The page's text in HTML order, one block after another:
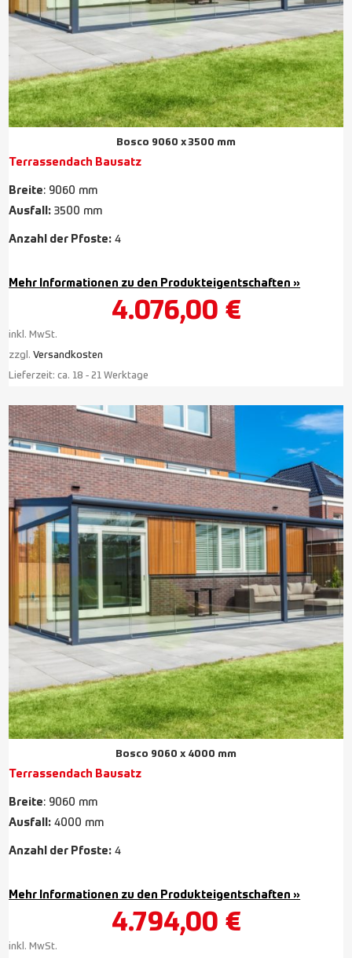
Bosco 9060 x 3500 mm
Terrassendach Bausatz
Breite: 9060 mm
Ausfall: 3500 mm
Anzahl der Pfoste: 4
Mehr Informationen zu den Produkteigentschaften »
4.076,00 €
inkl. MwSt.
zzgl.Versandkosten
Lieferzeit:ca. 18 - 21 Werktage
Bosco 9060 x 4000 mm
Terrassendach Bausatz
Breite: 9060 mm
Ausfall: 4000 mm
Anzahl der Pfoste: 4
Mehr Informationen zu den Produkteigentschaften »
4.794,00 €
inkl. MwSt.